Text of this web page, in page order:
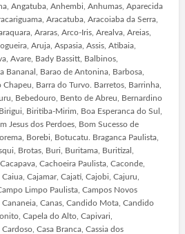
Angatuba, Anhembi, Anhumas, Aparecida
Aracatuba, Aracoiaba da Serra,
Araras, Arco-Iris, Arealva, Areias,
Aruja, Aspasia, Assis, Atibaia,
Avare, Bady Bassitt, Balbinos,
Bananal, Barao de Antonina, Barbosa,
Barra do Turvo. Barretos, Barrinha,
Bebedouro, Bento de Abreu, Bernardino
Biritiba-Mirim, Boa Esperanca do Sul,
Jesus dos Perdoes, Bom Sucesso de
Borebi, Botucatu. Braganca Paulista,
Brotas, Buri, Buritama, Buritizal,
Cachoeira Paulista, Caconde,
Cajamar, Cajati, Cajobi, Cajuru,
Limpo Paulista, Campos Novos
Canas, Candido Mota, Candido
Capela do Alto, Capivari,
Casa Branca, Cassia dos